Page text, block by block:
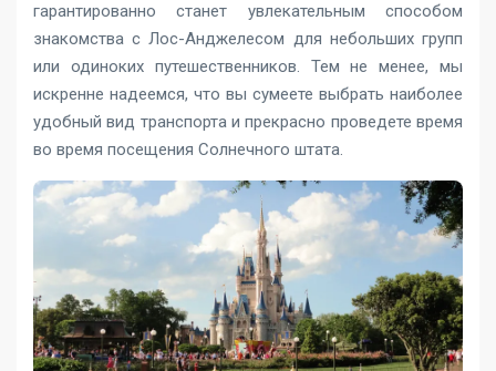
гарантированно станет увлекательным способом
знакомства с Лос-Анджелесом для небольших групп
или одиноких путешественников. Тем не менее, мы
искренне надеемся, что вы сумеете выбрать наиболее
удобный вид транспорта и прекрасно проведете время
во время посещения Солнечного штата.